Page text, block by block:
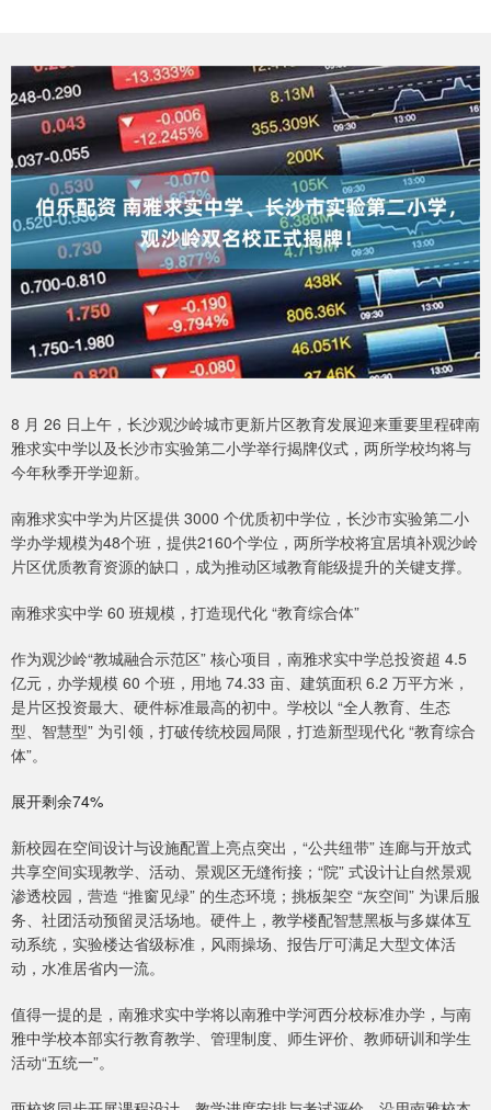
8 月 26 日上午，长沙观沙岭城市更新片区教育发展迎来重要里程碑南
雅求实中学以及长沙市实验第二小学举行揭牌仪式，两所学校均将与
今年秋季开学迎新。
南雅求实中学为片区提供 3000 个优质初中学位，长沙市实验第二小
学办学规模为48个班，提供2160个学位，两所学校将宜居填补观沙岭
片区优质教育资源的缺口，成为推动区域教育能级提升的关键支撑。
南雅求实中学 60 班规模，打造现代化 “教育综合体”
作为观沙岭“教城融合示范区” 核心项目，南雅求实中学总投资超 4.5
亿元，办学规模 60 个班，用地 74.33 亩、建筑面积 6.2 万平方米，
是片区投资最大、硬件标准最高的初中。学校以 “全人教育、生态
型、智慧型” 为引领，打破传统校园局限，打造新型现代化 “教育综合
体”。
展开剩余74%
新校园在空间设计与设施配置上亮点突出，“公共纽带” 连廊与开放式
共享空间实现教学、活动、景观区无缝衔接；“院” 式设计让自然景观
渗透校园，营造 “推窗见绿” 的生态环境；挑板架空 “灰空间” 为课后服
务、社团活动预留灵活场地。硬件上，教学楼配智慧黑板与多媒体互
动系统，实验楼达省级标准，风雨操场、报告厅可满足大型文体活
动，水准居省内一流。
值得一提的是，南雅求实中学将以南雅中学河西分校标准办学，与南
雅中学校本部实行教育教学、管理制度、师生评价、教师研训和学生
活动“五统一”。